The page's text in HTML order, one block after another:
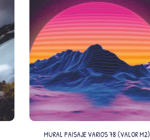
MURAL PAISAJE VARIOS 78 (VALOR M2)